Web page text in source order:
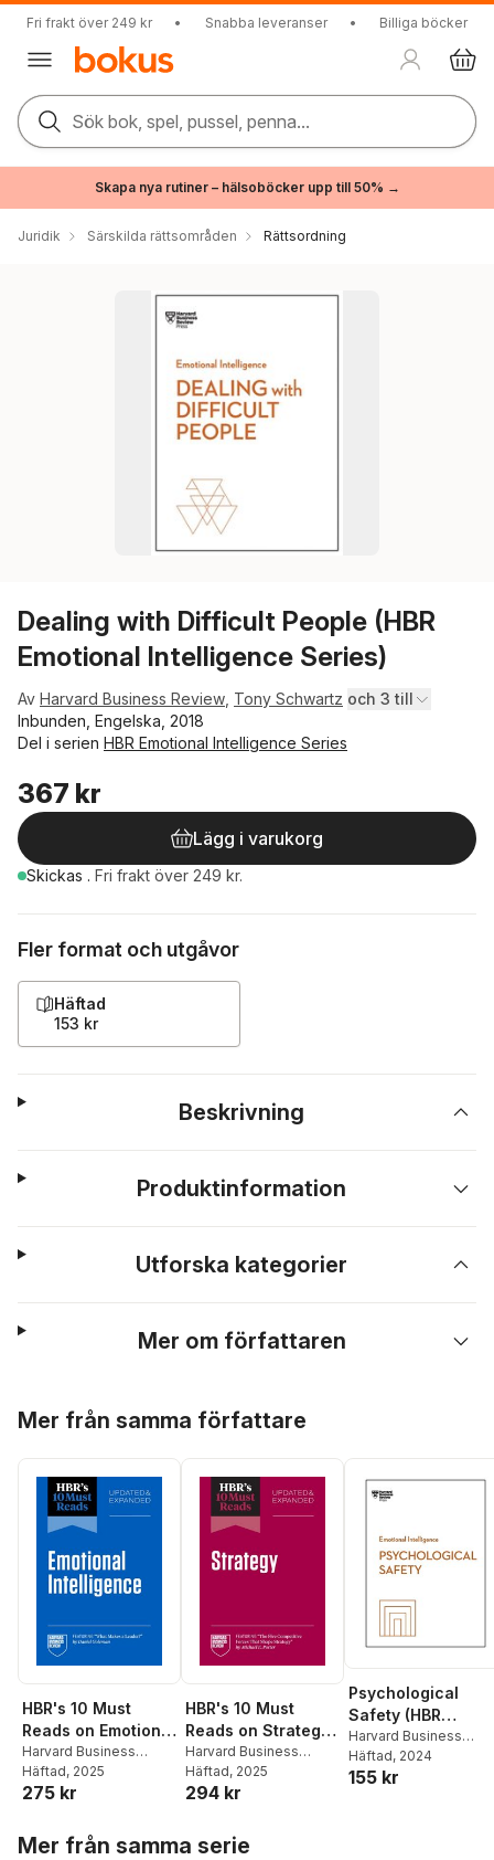
Fri frakt över 249 kr • Snabba leveranser • Billiga böcker
Sök bok, spel, pussel, penna...
Skapa nya rutiner – hälsoböcker upp till 50% →
Juridik Särskilda rättsområden Rättsordning
Dealing with Difficult People (HBR
Emotional Intelligence Series)
Av Harvard Business Review Tony Schwartz och 3 till
Inbunden, Engelska, 2018
Del i serien HBR Emotional Intelligence Series
367 kr
Lägg i varukorg
Skickas . Fri frakt över 249 kr.
Fler format och utgåvor
Häftad
153 kr
Beskrivning
Produktinformation
Utforska kategorier
Mer om författaren
Mer från samma författare
HBR's 10 Must
Reads on Emotional
Intelligence,
Updated and
Expanded
Makes a Leader"
Harvard Business
Review ,Daniel
Goleman
Tasha Eurich
Häftad, 2025
275 kr
HBR's 10 Must
Reads on Strategy,
Updated and
Expanded
(featuring "The
Forces That Shape
Harvard Business
Review ,Michael E.
Porter ,W. Chan Kim
Häftad, 2025
294 kr
Psychological
Safety (HBR
Emotional
Intelligence
Harvard Business
Review ,Amy C.
Edmondson
Häftad, 2024
155 kr
Mer från samma serie